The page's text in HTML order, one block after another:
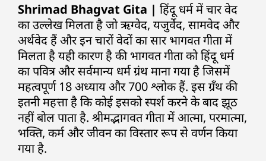
Shrimad Bhagvat Gita | हिंदू धर्म में चार वेद
का उल्लेख मिलता है जो ऋग्वेद, यजुर्वेद, सामवेद और
अर्थवेद हैं और इन चारों वेदों का सार भागवत गीता में
मिलता है यही कारण है की भागवत गीता को हिंदू धर्म
का पवित्र और सर्वमान्य धर्म ग्रंथ माना गया है जिसमें
महत्वपूर्ण 18 अध्याय और 700 श्लोक हैं. इस ग्रँथ की
इतनी महत्ता है कि कोई इसको स्पर्श करने के बाद झूठ
नहीं बोल पाता है. श्रीमद्भागवत गीता में आत्मा, परमात्मा,
भक्ति, कर्म और जीवन का विस्तार रूप से वर्णन किया
गया है.